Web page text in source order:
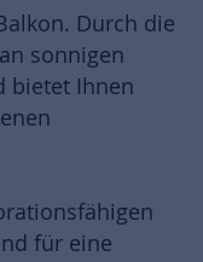
Durch die
sonnigen
bietet Ihnen
für eine